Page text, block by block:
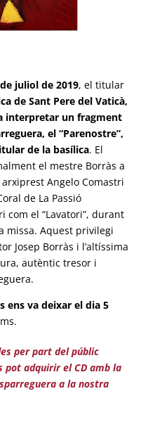
juliol de 2019, el titular
de Sant Pere del Vaticà,
interpretar un fragment
el “Parenostre”,
de la basílica. El
el mestre Borràs a
Angelo Comastri
de La Passió
el “Lavatori”, durant
missa. Aquest privilegi
Josep Borràs i l’altíssima
autèntic tresor i
ens va deixar el dia 5
per part del públic
pot adquirir el CD amb la
a la nostra